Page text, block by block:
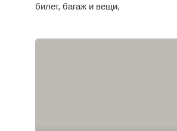
билет, багаж и вещи,